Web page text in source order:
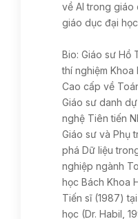
về AI trong giáo
giáo dục đại
Bio: Giáo sư Hồ
thí nghiệm
Cao cấp về
Giáo sư danh
nghệ Tiên tiến
Giáo sư và Phụ
phá Dữ liệu
nghiệp ngành
học Bách Khoa
Tiến sĩ (1987)
học (Dr. Habil,